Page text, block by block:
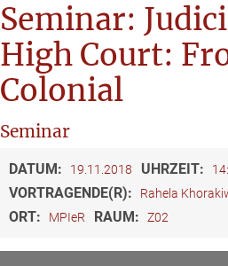
Seminar:
High Court:
Colonial
Seminar
DATUM: 19.11.2018 UHRZEIT:
VORTRAGENDE(R): Rahela
ORT: MPIeR RAUM: Z02